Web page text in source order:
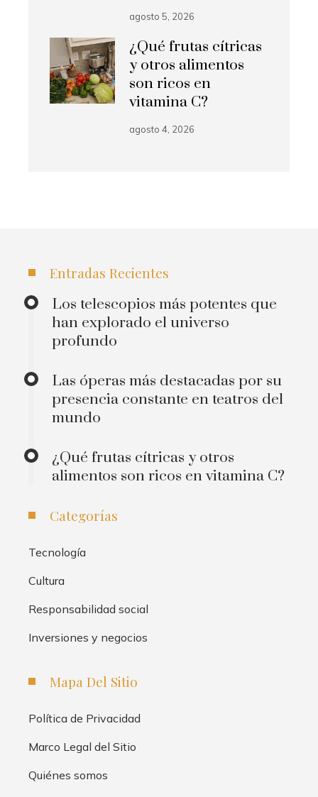
agosto 5, 2026
¿Qué frutas cítricas
y otros alimentos
son ricos en
vitamina C?
agosto 4, 2026
Entradas Recientes
Los telescopios más potentes que
han explorado el universo
profundo
Las óperas más destacadas por su
presencia constante en teatros del
mundo
¿Qué frutas cítricas y otros
alimentos son ricos en vitamina C?
Categorías
Tecnología
Cultura
Responsabilidad social
Inversiones y negocios
Mapa Del Sitio
Política de Privacidad
Marco Legal del Sitio
Quiénes somos